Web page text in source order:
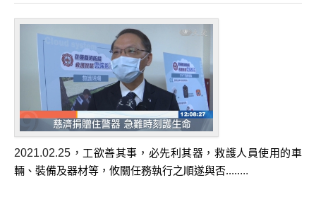
2021.02.25 ， 工欲善其事，必先利其器，救護人員使用的車
輛、裝備及器材等，攸關任務執行之順遂與否........